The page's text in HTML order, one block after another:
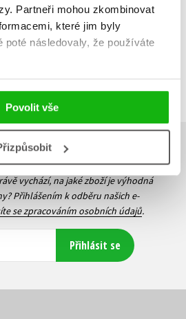
Partneři mohou zkombinovat
které jim byly
poté následovaly, že používáte
Povolit vše
1 Další
první!
vychází, na jaké zboží je výhodná
Přihlášením k odběru našich e-
se zpracováním osobních údajů.
Přihlásit se